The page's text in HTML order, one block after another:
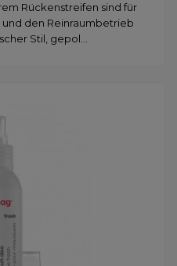
Rückenstreifen sind für
den Reinraumbetrieb
Stil, gepol...